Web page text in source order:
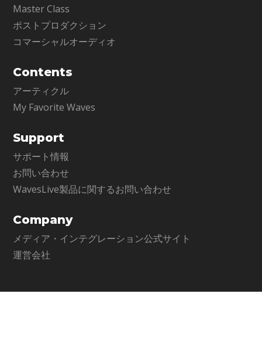
Master Class
ポストプロダクション
コマーシャルオーディオ
Contents
アーティクル
My Favorite Waves
Support
サポート情報
お問い合わせ
WavesLive製品に関するお問い合わせ
Company
メディア・インテグレーション公式サイト
運営会社